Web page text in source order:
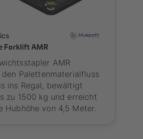
Forklift AMR
AMR
Palettenmaterialfluss
ins Regal, bewältigt
zu 1500 kg und erreicht
Hubhöhe von 4,5 Meter.